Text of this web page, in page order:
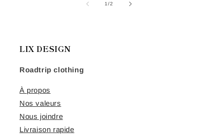
1/de
2
LIX DESIGN
Roadtrip clothing
À propos
Nos valeurs
Nous joindre
Livraison rapide